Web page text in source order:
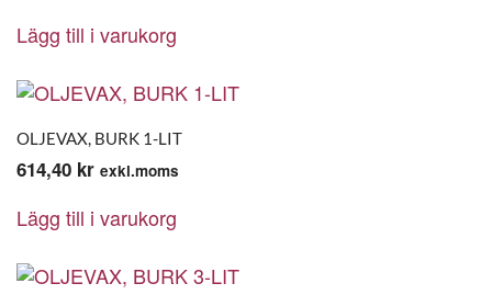
Lägg till i varukorg
OLJEVAX, BURK 1-LIT
614,40 kr exkl.moms
Lägg till i varukorg